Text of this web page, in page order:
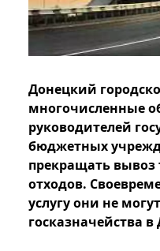
Донецкий
многочисленные
руководителей
бюджетных
прекращать
отходов.
услугу они не
госказначейства